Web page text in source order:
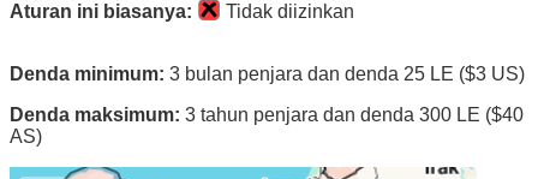
Aturan ini biasanya: Tidak diizinkan
Denda minimum: 3 bulan penjara dan denda 25 LE ($3 US)
Denda maksimum: 3 tahun penjara dan denda 300 LE ($40
AS)